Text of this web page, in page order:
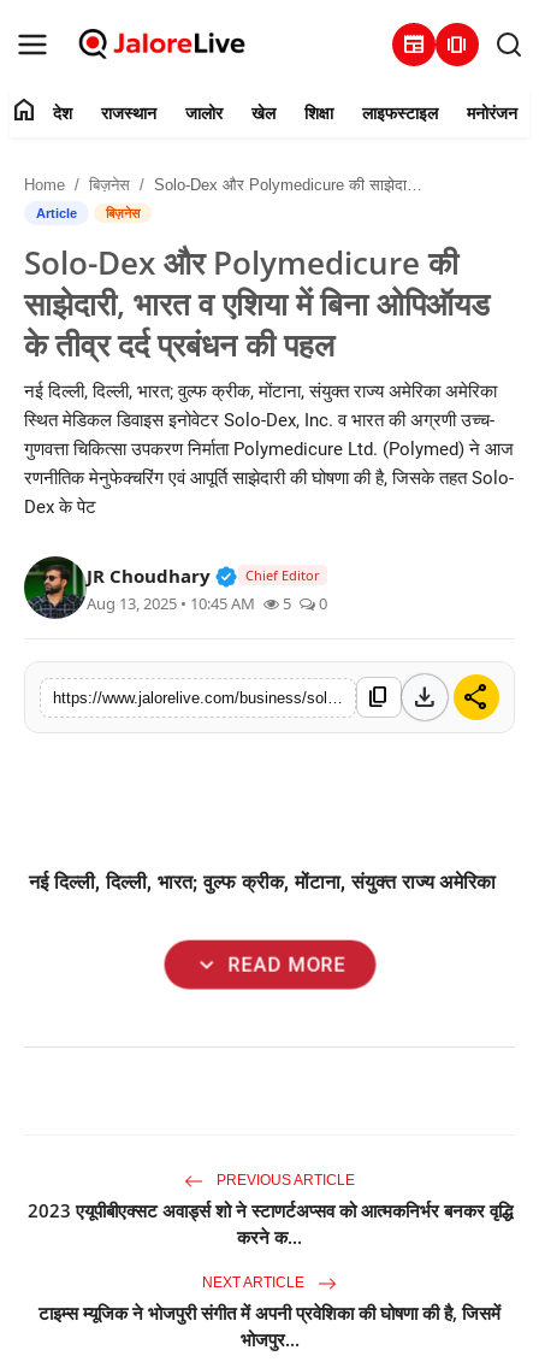
newspaper amp_stories
संपर्क करें
देश
राजस्थान
जालोर
खेल
शिक्षा
लाइफस्टाइल
मनोरंजन
तकनीक
home देश राजस्थान जालोर खेल शिक्षा लाइफस्टाइल मनोरंजन
Home बिज़नेस Solo-Dex और Polymedicure की साझेदारी, भारत व एशिया में बिना ओपिऑयड के तीव्र दर्द प्रबंधन की पहल
Article बिज़नेस
Solo-Dex और Polymedicure की
साझेदारी, भारत व एशिया में बिना ओपिऑयड
के तीव्र दर्द प्रबंधन की पहल
नई दिल्ली, दिल्ली, भारत; वुल्फ क्रीक, मोंटाना, संयुक्त राज्य अमेरिका अमेरिका
स्थित मेडिकल डिवाइस इनोवेटर Solo-Dex, Inc. व भारत की अग्रणी उच्च-
गुणवत्ता चिकित्सा उपकरण निर्माता Polymedicure Ltd. (Polymed) ने आज
रणनीतिक मेनुफेक्चरिंग एवं आपूर्ति साझेदारी की घोषणा की है, जिसके तहत Solo-
Dex के पेट
JR Choudhary Verified Public Figure • 30 Mar,
Chief Editor
Aug 13, 2025 • 10:45 AM 5 0
content_copy download share
नई दिल्ली, दिल्ली, भारत; वुल्फ क्रीक, मोंटाना, संयुक्त राज्य अमेरिका
expand_more READ MORE
PREVIOUS ARTICLE
2023 एयूपीबीएक्सट अवार्ड्स शो ने स्टाणर्टअप्सव को आत्मकनिर्भर बनकर वृद्धि
करने क...
NEXT ARTICLE
टाइम्स म्यूजिक ने भोजपुरी संगीत में अपनी प्रवेशिका की घोषणा की है, जिसमें
भोजपुर...